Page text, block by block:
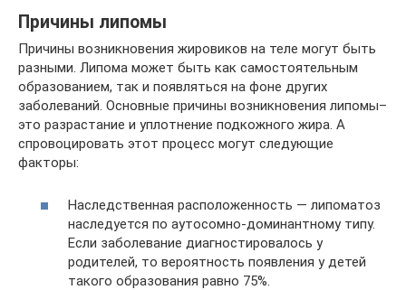
Причины липомы
Причины возникновения жировиков на теле могут быть
разными. Липома может быть как самостоятельным
образованием, так и появляться на фоне других
заболеваний. Основные причины возникновения липомы–
это разрастание и уплотнение подкожного жира. А
спровоцировать этот процесс могут следующие
факторы:
Наследственная расположенность — липоматоз
наследуется по аутосомно-доминантному типу.
Если заболевание диагностировалось у
родителей, то вероятность появления у детей
такого образования равно 75%.